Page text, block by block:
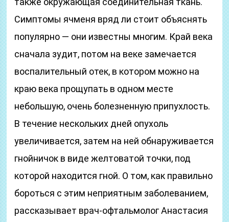
Симптомы ячменя вряд ли стоит объяснять
популярно — они известны многим. Край века
сначала зудит, потом на веке замечается
воспалительный отек, в котором можно на
краю века прощупать в одном месте
небольшую, очень болезненную припухлость.
В течение нескольких дней опухоль
увеличивается, затем на ней обнаруживается
гнойничок в виде желтоватой точки, под
которой находится гной. О том, как правильно
бороться с этим неприятным заболеванием,
рассказывает врач-офтальмолог Анастасия